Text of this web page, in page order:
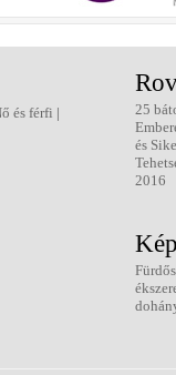
és férfi |
25
és
2016